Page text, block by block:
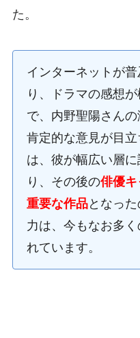
た。
インターネットが
り、ドラマの感想
で、内野聖陽さん
肯定的な意見が目
は、彼が幅広い層
り、その後の俳優
重要な作品となっ
力は、今もなお多
れています。